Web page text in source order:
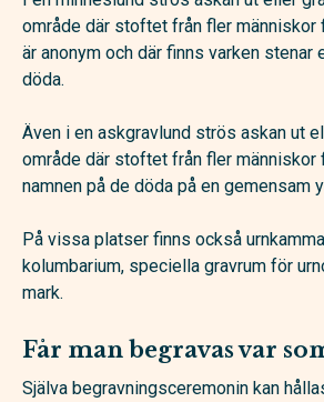
område där stoftet från fler människor
är anonym och där finns varken stenar
döda.
Även i en askgravlund strös askan ut
område där stoftet från fler människor
namnen på de döda på en gemensam
På vissa platser finns också
kolumbarium, speciella gravrum för
mark.
Får man begravas var
Själva begravningsceremonin kan